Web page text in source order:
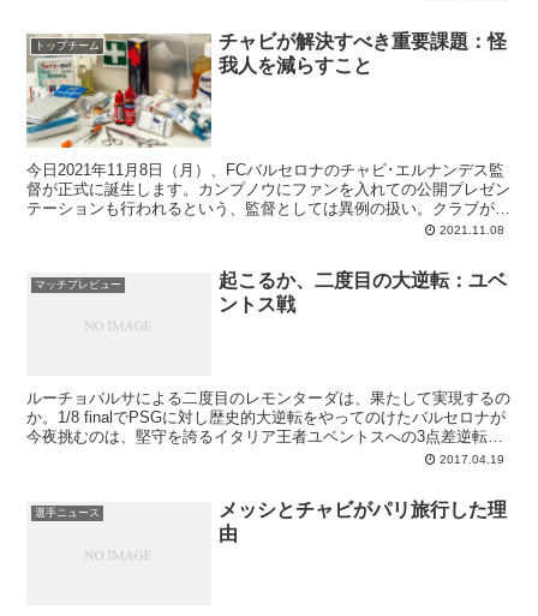
トップチーム
チャビが解決すべき重要課題：怪
我人を減らすこと
今日2021年11月8日（月）、FCバルセロナのチャビ･エルナンデス監
督が正式に誕生します。カンプノウにファンを入れての公開プレゼン
テーションも行われるという、監督としては異例の扱い。クラブがい
かに彼に期待してるか分かります。伝説的英雄がクラブの窮地を救う
には数多くの課題が積み上がっており、多発する負傷者もその一つで
す。
2021.11.08
マッチプレビュー
起こるか、二度目の大逆転：ユベ
ントス戦
ルーチョバルサによる二度目のレモンターダは、果たして実現するの
か。1/8 finalでPSGに対し歴史的大逆転をやってのけたバルセロナが
今夜挑むのは、堅守を誇るイタリア王者ユベントスへの3点差逆転で
す。パリに続き、トリノでもアウェイゴールを奪えなかったことで、
選手たち自身もファンも思えるような、ハートの感じられる試合で
す。スポーツレベルで激しくアグレッシブにボールを追ってほしい。
魂を感じたい。それによってカンプノウが魔法を呼び、レモンターダ
2017.04.19
選手ニュース
メッシとチャビがパリ旅行した理
由